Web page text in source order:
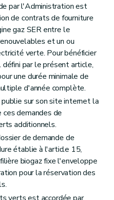
par l'Administration est
de contrats de fourniture
gaz SER entre le
et un ou
verte. Pour bénéficier
par le présent article,
une durée minimale de
d'année complète.
sur son site internet la
demandes de
additionnels.
de demande de
établie à l'article 15,
biogaz fixe l'enveloppe
pour la réservation des
verts est accordée par